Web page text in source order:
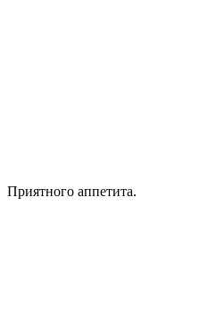
Приятного аппетита.